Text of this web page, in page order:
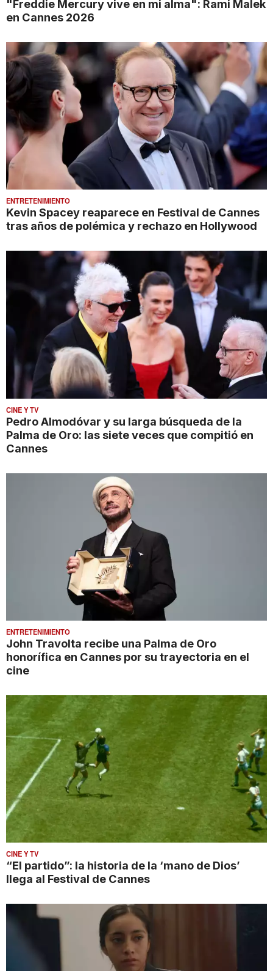
"Freddie Mercury vive en mi alma": Rami Malek
en Cannes 2026
ENTRETENIMIENTO
Kevin Spacey reaparece en Festival de Cannes
tras años de polémica y rechazo en Hollywood
CINE Y TV
Pedro Almodóvar y su larga búsqueda de la
Palma de Oro: las siete veces que compitió en
Cannes
ENTRETENIMIENTO
John Travolta recibe una Palma de Oro
honorífica en Cannes por su trayectoria en el
cine
CINE Y TV
“El partido”: la historia de la ‘mano de Dios’
llega al Festival de Cannes